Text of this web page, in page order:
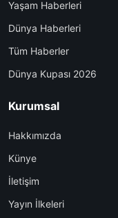
Yaşam Haberleri
Dünya Haberleri
Tüm Haberler
Dünya Kupası 2026
Kurumsal
Hakkımızda
Künye
İletişim
Yayın İlkeleri